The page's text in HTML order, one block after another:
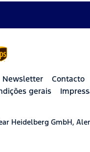
Newsletter Contacto
gerais
Heidelberg GmbH,